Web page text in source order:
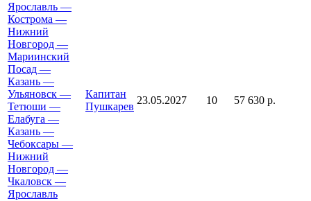
Ярославль —
Кострома —
Нижний
Новгород —
Мариинский
Посад —
Казань —
Ульяновск —
Тетюши —
Елабуга —
Казань —
Чебоксары —
Нижний
Новгород —
Чкаловск —
Ярославль
Капитан
Пушкарев
23.05.2027 10 57 630 р.